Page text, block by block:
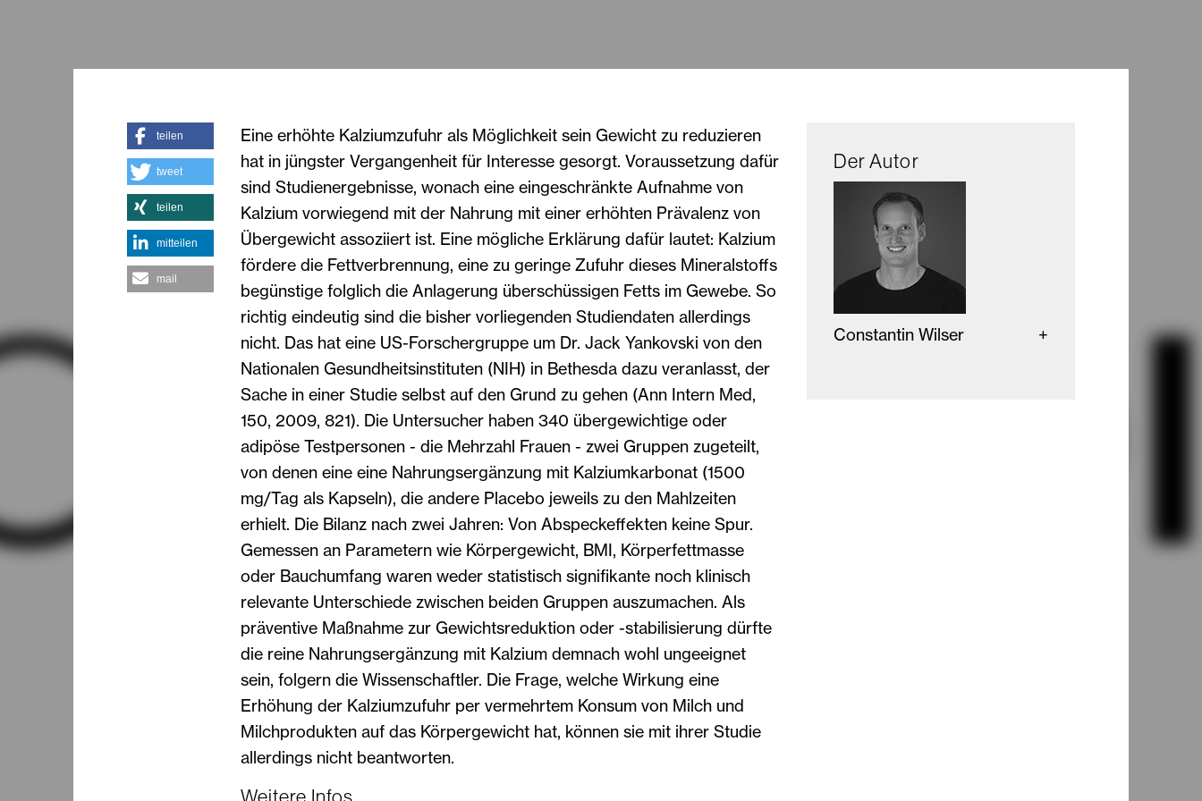
Eine erhöhte Kalziumzufuhr als Möglichkeit sein Gewicht zu reduzieren
hat in jüngster Vergangenheit für Interesse gesorgt. Voraussetzung dafür
sind Studienergebnisse, wonach eine eingeschränkte Aufnahme von
Kalzium vorwiegend mit der Nahrung mit einer erhöhten Prävalenz von
Übergewicht assoziiert ist. Eine mögliche Erklärung dafür lautet: Kalzium
fördere die Fettverbrennung, eine zu geringe Zufuhr dieses Mineralstoffs
begünstige folglich die Anlagerung überschüssigen Fetts im Gewebe. So
richtig eindeutig sind die bisher vorliegenden Studiendaten allerdings
nicht. Das hat eine US-Forschergruppe um Dr. Jack Yankovski von den
Nationalen Gesundheitsinstituten (NIH) in Bethesda dazu veranlasst, der
Sache in einer Studie selbst auf den Grund zu gehen (Ann Intern Med,
150, 2009, 821). Die Untersucher haben 340 übergewichtige oder
adipöse Testpersonen - die Mehrzahl Frauen - zwei Gruppen zugeteilt,
von denen eine eine Nahrungsergänzung mit Kalziumkarbonat (1500
mg/Tag als Kapseln), die andere Placebo jeweils zu den Mahlzeiten
erhielt. Die Bilanz nach zwei Jahren: Von Abspeckeffekten keine Spur.
Gemessen an Parametern wie Körpergewicht, BMI, Körperfettmasse
oder Bauchumfang waren weder statistisch signifikante noch klinisch
relevante Unterschiede zwischen beiden Gruppen auszumachen. Als
präventive Maßnahme zur Gewichtsreduktion oder -stabilisierung dürfte
die reine Nahrungsergänzung mit Kalzium demnach wohl ungeeignet
sein, folgern die Wissenschaftler. Die Frage, welche Wirkung eine
Erhöhung der Kalziumzufuhr per vermehrtem Konsum von Milch und
Milchprodukten auf das Körpergewicht hat, können sie mit ihrer Studie
allerdings nicht beantworten.
teilen
tweet
teilen
mitteilen
mail
Der Autor
Constantin Wilser